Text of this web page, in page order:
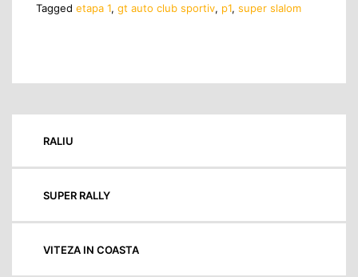
Tagged etapa 1, gt auto club sportiv, p1, super slalom
RALIU
SUPER RALLY
VITEZA IN COASTA